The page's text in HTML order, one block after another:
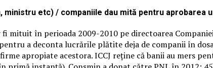
etc) / companiile dau mită pentru
mituit în perioada 2009-2010 pe directoarea
a deconta lucrările plătite deja de companii în
apropiate acestora. ICCJ reține că banii au mers